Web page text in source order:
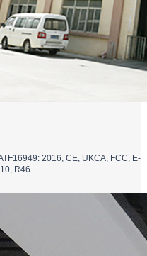
2016, CE, UKCA, FCC, E-
R46.